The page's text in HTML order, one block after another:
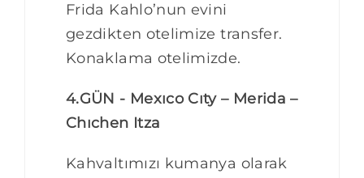
Frida Kahlo’nun evini
gezdikten otelimize transfer.
Konaklama otelimizde.
4.GÜN - Mexıco Cıty – Merida –
Chıchen Itza
Kahvaltımızı kumanya olarak